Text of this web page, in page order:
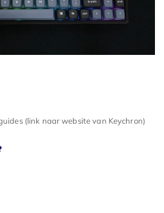
(link naar website van Keychron)